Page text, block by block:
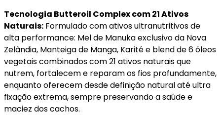
Tecnologia Butteroil Complex com 21 Ativos
Naturais: Formulado com ativos ultranutritivos de
alta performance: Mel de Manuka exclusivo da Nova
Zelândia, Manteiga de Manga, Karité e blend de 6 óleos
vegetais combinados com 21 ativos naturais que
nutrem, fortalecem e reparam os fios profundamente,
enquanto oferecem desde definição natural até ultra
fixação extrema, sempre preservando a saúde e
maciez dos cachos.